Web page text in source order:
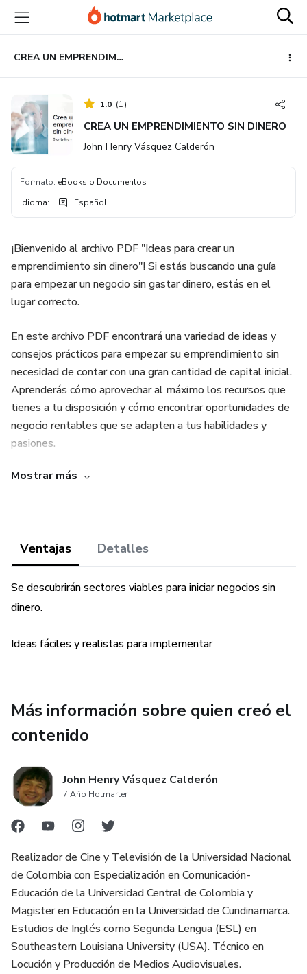
principal
página
de
página
CREA UN EMPRENDIMIENTO SIN DINERO
1.0 (1)
CREA UN EMPRENDIMIENTO SIN DINERO
John Henry Vásquez Calderón
Formato: eBooks o Documentos
Idioma: Español
¡Bienvenido al archivo PDF "Ideas para crear un
emprendimiento sin dinero"! Si estás buscando una guía
para empezar un negocio sin gastar dinero, estás en el
lugar correcto.
En este archivo PDF encontrará una variedad de ideas y
consejos prácticos para empezar su emprendimiento sin
necesidad de contar con una gran cantidad de capital inicial.
Aprenderás cómo aprovechar al máximo los recursos que
tienes a tu disposición y cómo encontrar oportunidades de
negocio rentables que se adapten a tus habilidades y
pasiones.
Desde negocios en línea hasta servicios de consultoría,
empezar.
Además, nuestro archivo PDF está diseñado para ser fácil
de leer y comprender. Contiene consejos prácticos que te
No importa si eres un principiante o un emprendedor
necesidad de invertir grandes sumas de dinero. Así que
"Ideas para crear un emprendimiento sin dinero" y comienza
Mostrar más
Ventajas Detalles
Se descubrirán sectores viables para iniciar negocios sin
dinero.
Ideas fáciles y realistas para implementar
Más información sobre quien creó el
contenido
John Henry Vásquez Calderón
7 Año Hotmarter
Realizador de Cine y Televisión de la Universidad Nacional
de Colombia con Especialización en Comunicación-
Educación de la Universidad Central de Colombia y
Magister en Educación en la Universidad de Cundinamarca.
Estudios de Inglés como Segunda Lengua (ESL) en
Southeastern Louisiana University (USA). Técnico en
Locución y Producción de Medios Audiovisuales.